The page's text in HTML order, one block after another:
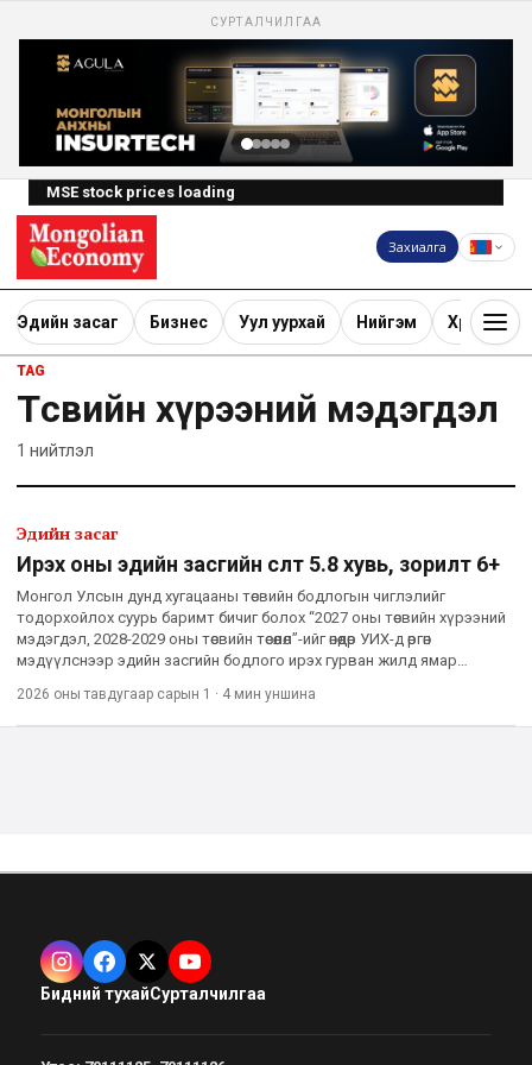
СУРТАЛЧИЛГАА
MSE stock prices loading
Захиалга
Эдийн засаг Бизнес Уул уурхай Нийгэм Хөрөнгө
TAG
Төсвийн хүрээний мэдэгдэл
1 нийтлэл
Эдийн засаг
Ирэх оны эдийн засгийн өсөлт 5.8 хувь, зорилт 6+
Монгол Улсын дунд хугацааны төсвийн бодлогын чиглэлийг
тодорхойлох суурь баримт бичиг болох “2027 оны төсвийн хүрээний
мэдэгдэл, 2028-2029 оны төсвийн төсөөлөл”-ийг өнөөдөр УИХ-д өргөн
мэдүүлснээр эдийн засгийн бодлого ирэх гурван жилд ямар
2026 оны тавдугаар сарын 1 · 4 мин уншина
Бидний тухайСурталчилгаа